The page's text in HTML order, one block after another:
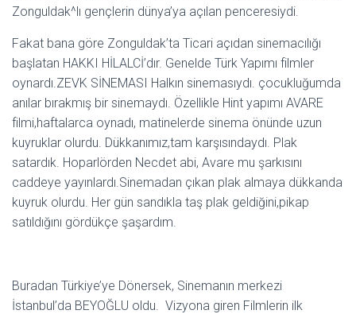
Zonguldak^lı gençlerin dünya’ya açılan penceresiydi.
Fakat bana göre Zonguldak’ta Ticari açıdan sinemacılığı
başlatan HAKKI HİLALCİ’dır. Genelde Türk Yapımı filmler
oynardı.ZEVK SİNEMASI Halkın sinemasıydı. çocukluğumda
anılar bırakmış bir sinemaydı. Özellikle Hint yapımı AVARE
filmi,haftalarca oynadı, matinelerde sinema önünde uzun
kuyruklar olurdu. Dükkanımız,tam karşısındaydı. Plak
satardık. Hoparlörden Necdet abi, Avare mu şarkısını
caddeye yayınlardı.Sinemadan çıkan plak almaya dükkanda
kuyruk olurdu. Her gün sandıkla taş plak geldiğini,pikap
satıldığını gördükçe şaşardım.
Buradan Türkiye’ye Dönersek, Sinemanın merkezi
İstanbul’da BEYOĞLU oldu. Vizyona giren Filmlerin ilk